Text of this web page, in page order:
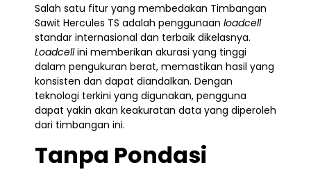
Salah satu fitur yang membedakan Timbangan
Sawit Hercules TS adalah penggunaan loadcell
standar internasional dan terbaik dikelasnya.
Loadcellini memberikan akurasi yang tinggi
dalam pengukuran berat, memastikan hasil yang
konsisten dan dapat diandalkan. Dengan
teknologi terkini yang digunakan, pengguna
dapat yakin akan keakuratan data yang diperoleh
dari timbangan ini.
Tanpa Pondasi